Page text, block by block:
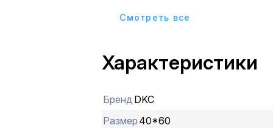
кабелей, а также защищает от
материала - ПВХ (класс горючести
Особенностью перфорированных
температурах (от –40 до +60 °С) с
механических свойств,
Cмотреть все
Характеристики
Бренд DKC
Размер 40*60